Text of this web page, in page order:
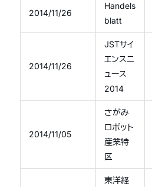
2014/11/26
Handels
blatt
2014/11/26
JSTサイ
エンスニ
ュース
2014
2014/11/05
さがみ
ロボット
産業特
区
東洋経